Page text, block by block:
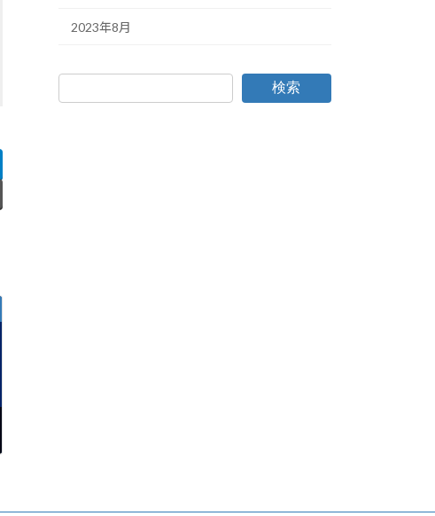
2023年8月
検索